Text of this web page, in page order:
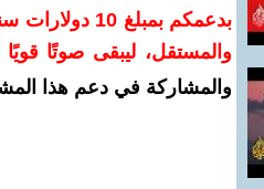
بدعمكم
والمستقل، ليبقى صوتًا
والمشاركة في دعم هذا